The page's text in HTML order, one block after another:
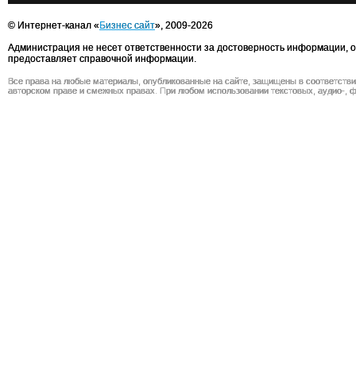
© Интернет-канал «Бизнес сайт», 2009-2026
Администрация не несет ответственности за достоверность информации,
предоставляет справочной информации.
Все права на любые материалы, опубликованные на сайте, защищены в
авторском праве и смежных правах. При любом использовании текстовых, аудио-,